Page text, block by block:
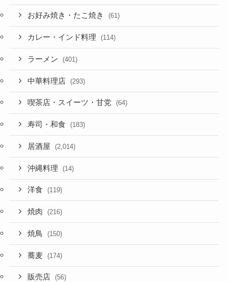
お好み焼き・たこ焼き (61)
カレー・インド料理 (114)
ラーメン (401)
中華料理店 (293)
喫茶店・スイーツ・甘党 (64)
寿司・和食 (183)
居酒屋 (2,014)
沖縄料理 (14)
洋食 (119)
焼肉 (216)
焼鳥 (150)
蕎麦 (174)
販売店 (56)